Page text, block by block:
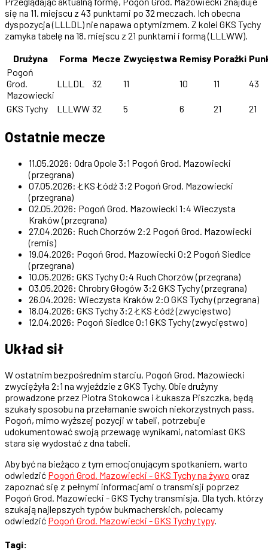
się na 11. miejscu z 43 punktami po 32 meczach. Ich obecna
dyspozycja (LLLDL) nie napawa optymizmem. Z kolei GKS Tychy
zamyka tabelę na 18. miejscu z 21 punktami i formą (LLLWW).
Drużyna
Forma Mecze Zwycięstwa Remisy Porażki
Pogoń
Grod.
Mazowiecki
LLLDL 32 11 10 11 43
GKS Tychy LLLWW 32 5 6 21 21
Ostatnie mecze
11.05.2026: Odra Opole 3:1 Pogoń Grod. Mazowiecki
(przegrana)
07.05.2026: ŁKS Łódź 3:2 Pogoń Grod. Mazowiecki
(przegrana)
02.05.2026: Pogoń Grod. Mazowiecki 1:4 Wieczysta
Kraków (przegrana)
27.04.2026: Ruch Chorzów 2:2 Pogoń Grod. Mazowiecki
(remis)
19.04.2026: Pogoń Grod. Mazowiecki 0:2 Pogoń Siedlce
(przegrana)
10.05.2026: GKS Tychy 0:4 Ruch Chorzów (przegrana)
03.05.2026: Chrobry Głogów 3:2 GKS Tychy (przegrana)
26.04.2026: Wieczysta Kraków 2:0 GKS Tychy (przegrana)
18.04.2026: GKS Tychy 3:2 ŁKS Łódź (zwycięstwo)
12.04.2026: Pogoń Siedlce 0:1 GKS Tychy (zwycięstwo)
Układ sił
W ostatnim bezpośrednim starciu, Pogoń Grod. Mazowiecki
zwyciężyła 2:1 na wyjeździe z GKS Tychy. Obie drużyny
prowadzone przez Piotra Stokowca i Łukasza Piszczka, będą
szukały sposobu na przełamanie swoich niekorzystnych pass.
Pogoń, mimo wyższej pozycji w tabeli, potrzebuje
udokumentować swoją przewagę wynikami, natomiast GKS
stara się wydostać z dna tabeli.
Aby być na bieżąco z tym emocjonującym spotkaniem, warto
odwiedzić Pogoń Grod. Mazowiecki - GKS Tychy na żywo oraz
zapoznać się z pełnymi informacjami o transmisji poprzez
Pogoń Grod. Mazowiecki - GKS Tychy transmisja. Dla tych, którzy
szukają najlepszych typów bukmacherskich, polecamy
odwiedzić Pogoń Grod. Mazowiecki - GKS Tychy typy.
Tagi: